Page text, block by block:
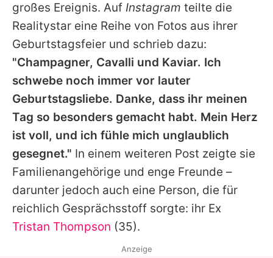
App runterladen
Team
Redaktionelle Richtlinien
Impressum
Datenschutzerklärung
Nutzungsbedingungen
Utiq verwalten
großes Ereignis. Auf Instagram teilte die
Realitystar eine Reihe von Fotos aus ihrer
Geburtstagsfeier und schrieb dazu:
"Champagner, Cavalli und Kaviar. Ich
schwebe noch immer vor lauter
Geburtstagsliebe. Danke, dass ihr meinen
Tag so besonders gemacht habt. Mein Herz
ist voll, und ich fühle mich unglaublich
gesegnet." In einem weiteren Post zeigte sie
Familienangehörige und enge Freunde –
darunter jedoch auch eine Person, die für
reichlich Gesprächsstoff sorgte: ihr Ex
Tristan Thompson (35).
Anzeige